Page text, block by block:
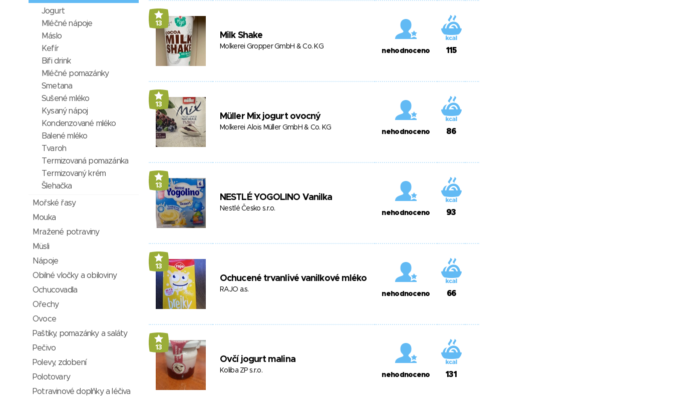
13
Milk Shake
Molkerei Gropper GmbH & Co. KG
nehodnoceno 115
13
Müller Mix jogurt ovocný
Molkerei Alois Müller GmbH & Co. KG
nehodnoceno 86
13
NESTLÉ YOGOLINO Vanilka
Nestlé Česko s.r.o.
nehodnoceno 93
13
Ochucené trvanlivé vanilkové mléko
RAJO a.s.
nehodnoceno 66
13
Ovčí jogurt malina
Koliba ZP s.r.o.
nehodnoceno 131
Jogurt
Mléčné nápoje
Máslo
Kefír
Bifi drink
Mléčné pomazánky
Smetana
Sušené mléko
Kysaný nápoj
Kondenzované mléko
Balené mléko
Tvaroh
Termizovaná pomazánka
Termizovaný krém
Šlehačka
Mořské řasy
Mouka
Mražené potraviny
Müsli
Nápoje
Obilné vločky a obiloviny
Ochucovadla
Ořechy
Ovoce
Paštiky, pomazánky a saláty
Pečivo
Polevy, zdobení
Polotovary
Potravinové doplňky a léčiva